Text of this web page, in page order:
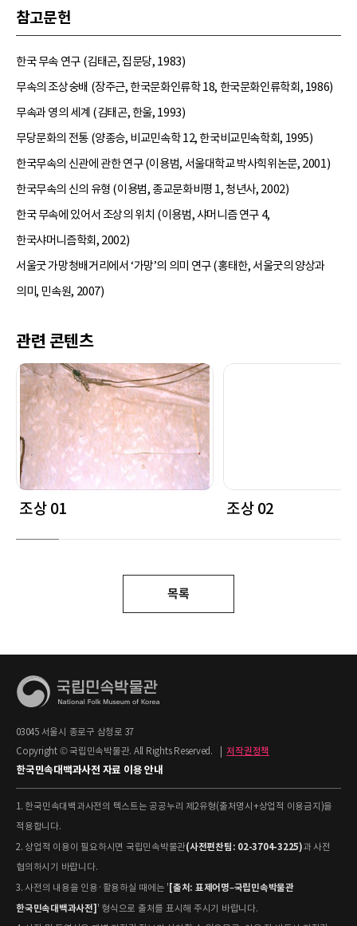
참고문헌
한국 무속 연구 (김태곤, 집문당, 1983)
무속의 조상숭배 (장주근, 한국문화인류학 18, 한국문화인류학회, 1986)
무속과 영의 세계 (김태곤, 한울, 1993)
무당문화의 전통 (양종승, 비교민속학 12, 한국비교민속학회, 1995)
한국무속의 신관에 관한 연구 (이용범, 서울대학교 박사힉위논문, 2001)
한국무속의 신의 유형 (이용범, 종교문화비평 1, 청년사, 2002)
한국 무속에 있어서 조상의 위치 (이용범, 샤머니즘 연구 4,
한국샤머니즘학회, 2002)
서울굿 가망청배거리에서 ‘가망’의 의미 연구 (홍태한, 서울굿의 양상과
의미, 민속원, 2007)
관련 콘텐츠
조상 01 조상 02
목록
03045 서울시 종로구 삼청로 37
Copyright © 국립민속박물관. All Rights Reserved.
저작권정책
한국민속대백과사전 자료 이용 안내
1. 한국민속대백과사전의 텍스트는 공공누리 제2유형(출처명시+상업적 이용금지)을
적용합니다.
2. 상업적 이용이 필요하시면 국립민속박물관(사전편찬팀: 02-3704-3225)과 사전
협의하시기 바랍니다.
3. 사전의 내용을 인용·활용하실 때에는 ' [출처: 표제어명–국립민속박물관
한국민속대백과사전] ' 형식으로 출처를 표시해 주시기 바랍니다.